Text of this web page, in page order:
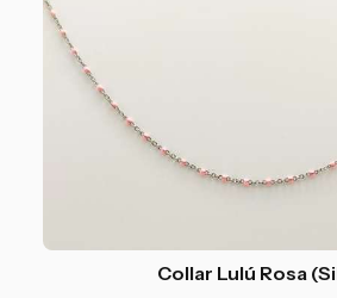
Collar Lulú Rosa